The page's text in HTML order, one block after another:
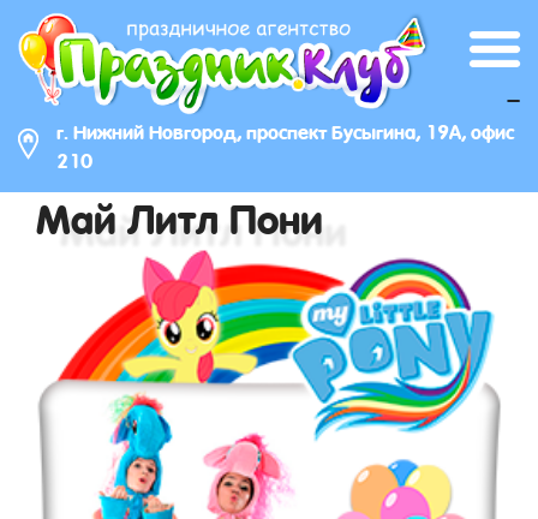
г. Нижний Новгород, проспект Бусыгина, 19А, офис
210
_
Май Литл Пони